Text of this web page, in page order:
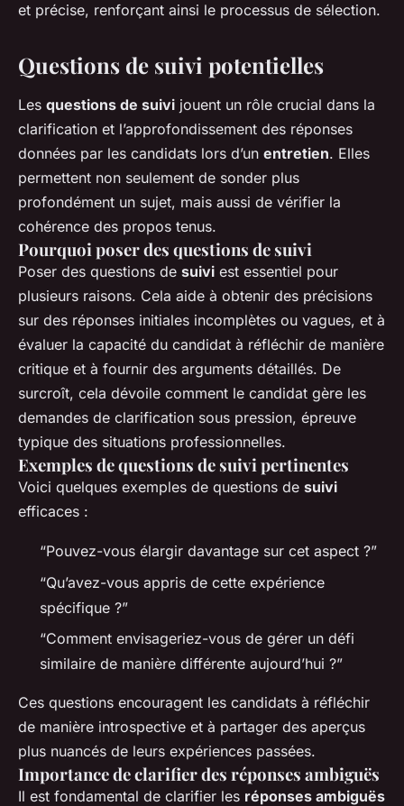
et précise, renforçant ainsi le processus de sélection.
Questions de suivi potentielles
Les questions de suivi jouent un rôle crucial dans la
clarification et l’approfondissement des réponses
données par les candidats lors d’un entretien. Elles
permettent non seulement de sonder plus
profondément un sujet, mais aussi de vérifier la
cohérence des propos tenus.
Pourquoi poser des questions de suivi
Poser des questions de suivi est essentiel pour
plusieurs raisons. Cela aide à obtenir des précisions
sur des réponses initiales incomplètes ou vagues, et à
évaluer la capacité du candidat à réfléchir de manière
critique et à fournir des arguments détaillés. De
surcroît, cela dévoile comment le candidat gère les
demandes de clarification sous pression, épreuve
typique des situations professionnelles.
Exemples de questions de suivi pertinentes
Voici quelques exemples de questions de suivi
efficaces :
“Pouvez-vous élargir davantage sur cet aspect ?”
“Qu’avez-vous appris de cette expérience
spécifique ?”
“Comment envisageriez-vous de gérer un défi
similaire de manière différente aujourd’hui ?”
Ces questions encouragent les candidats à réfléchir
de manière introspective et à partager des aperçus
plus nuancés de leurs expériences passées.
Importance de clarifier des réponses ambiguës
Il est fondamental de clarifier les réponses ambiguës